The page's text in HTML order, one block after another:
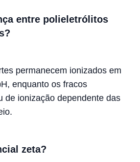
entre polieletrólitos
permanecem ionizados em
enquanto os fracos
de ionização dependente das
zeta?